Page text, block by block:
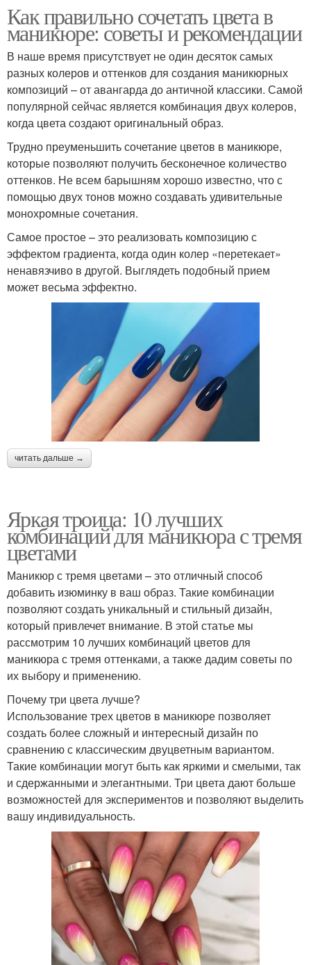
Как правильно сочетать цвета в
маникюре: советы и рекомендации
В наше время присутствует не один десяток самых
разных колеров и оттенков для создания маникюрных
композиций – от авангарда до античной классики. Самой
популярной сейчас является комбинация двух колеров,
когда цвета создают оригинальный образ.
Трудно преуменьшить сочетание цветов в маникюре,
которые позволяют получить бесконечное количество
оттенков. Не всем барышням хорошо известно, что с
помощью двух тонов можно создавать удивительные
монохромные сочетания.
Самое простое – это реализовать композицию с
эффектом градиента, когда один колер «перетекает»
ненавязчиво в другой. Выглядеть подобный прием
может весьма эффектно.
читать дальше →
Яркая троица: 10 лучших
комбинаций для маникюра с тремя
цветами
Маникюр с тремя цветами – это отличный способ
добавить изюминку в ваш образ. Такие комбинации
позволяют создать уникальный и стильный дизайн,
который привлечет внимание. В этой статье мы
рассмотрим 10 лучших комбинаций цветов для
маникюра с тремя оттенками, а также дадим советы по
их выбору и применению.
Почему три цвета лучше?
Использование трех цветов в маникюре позволяет
создать более сложный и интересный дизайн по
сравнению с классическим двуцветным вариантом.
Такие комбинации могут быть как яркими и смелыми, так
и сдержанными и элегантными. Три цвета дают больше
возможностей для экспериментов и позволяют выделить
вашу индивидуальность.